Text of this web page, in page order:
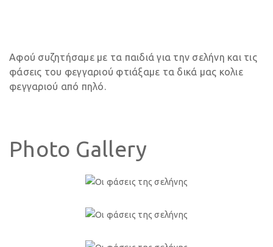
Αφού συζητήσαμε με τα παιδιά για την σελήνη και τις
φάσεις του φεγγαριού φτιάξαμε τα δικά μας κολιε
φεγγαριού από πηλό.
Photo Gallery